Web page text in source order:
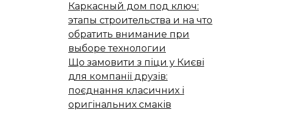
Каркасный дом под ключ:
этапы строительства и на что
обратить внимание при
выборе технологии
Що замовити з піци у Києві
для компанії друзів:
поєднання класичних і
оригінальних смаків